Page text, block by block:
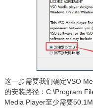
这一步需要我们确定VSO
的安装路径：C:\Program
Media Player至少需要